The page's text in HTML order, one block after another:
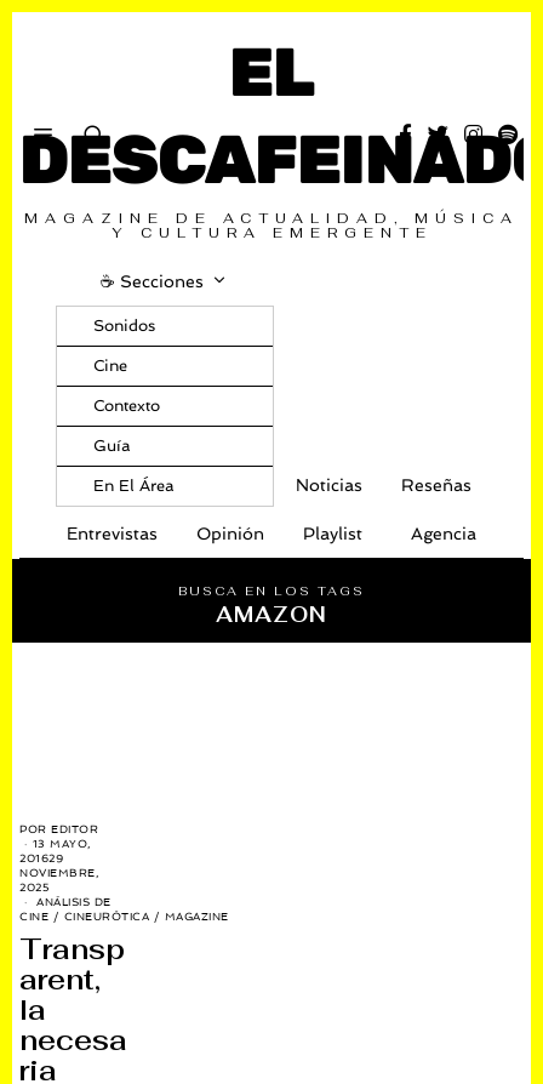
EL
MAGAZINE DE ACTUALIDAD, MÚSICA
Y CULTURA EMERGENTE
☕️ Secciones
Sonidos
Cine
Contexto
Guía
En El Área Noticias Reseñas
Entrevistas Opinión Playlist Agencia
BUSCA EN LOS TAGS
AMAZON
POREDITOR
13 MAYO,
201629
NOVIEMBRE,
2025
ANÁLISIS DE
CINE / CINEURÓTICA / MAGAZINE
Transp
arent,
la
necesa
ria